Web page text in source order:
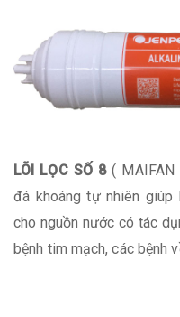
LÕI LỌC SỐ 8( MAIFAN
đá khoáng tự nhiên
cho nguồn nước có tác
bệnh tim mạch, các bệnh